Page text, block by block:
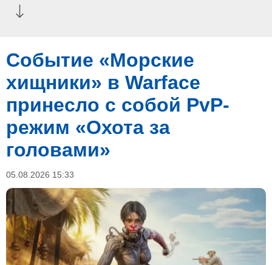
Событие «Морские
хищники» в Warface
принесло с собой PvP-
режим «Охота за
головами»
05.08.2026 15:33